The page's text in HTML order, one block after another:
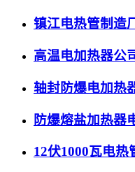
镇江电热管制造
高温电加热器公
轴封防爆电加热
防爆熔盐加热器
12伏1000瓦电热